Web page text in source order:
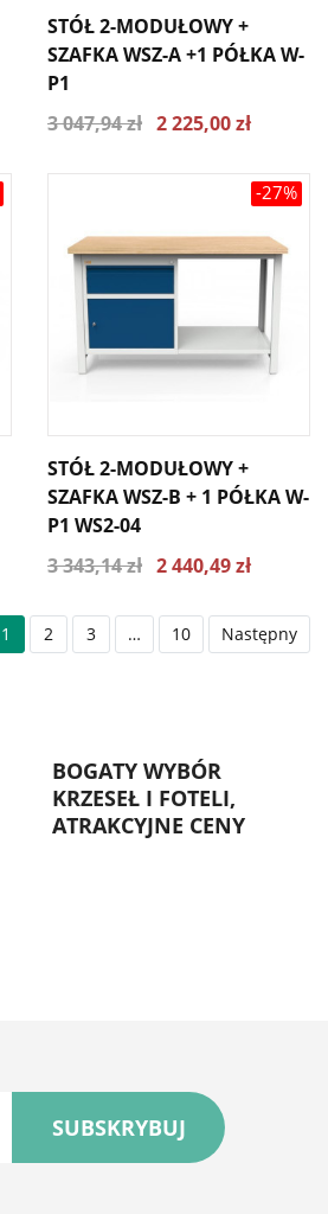
STÓŁ 2-MODUŁOWY +
SZAFKA WSZ-A +1 PÓŁKA W-
P1
3 047,94 zł 2 225,00 zł
-27%
STÓŁ 2-MODUŁOWY +
SZAFKA WSZ-B + 1 PÓŁKA W-
P1 WS2-04
3 343,14 zł 2 440,49 zł
1 2 3 … 10 Następny
BOGATY WYBÓR
KRZESEŁ I FOTELI,
ATRAKCYJNE CENY
SUBSKRYBUJ